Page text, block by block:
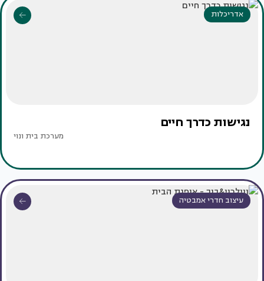
אדריכלות
נגישות כדרך חיים
מערכת בית ונוי
עיצוב חדרי אמבטיה